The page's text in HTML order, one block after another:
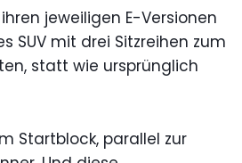
jeweiligen E-Versionen
SUV mit drei Sitzreihen zum
statt wie ursprünglich
Startblock, parallel zur